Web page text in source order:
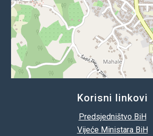
Korisni linkovi
Predsjedništvo BiH
Vijeće Ministara BiH